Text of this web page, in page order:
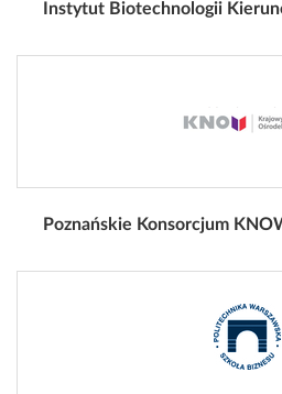
Instytut Biotechnologii
Poznańskie Konsorcjum